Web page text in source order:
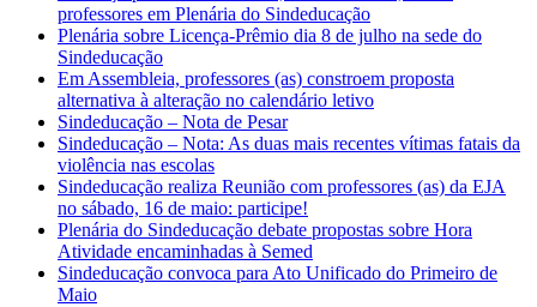
professores em Plenária do Sindeducação
Plenária sobre Licença-Prêmio dia 8 de julho na sede do
Sindeducação
Em Assembleia, professores (as) constroem proposta
alternativa à alteração no calendário letivo
Sindeducação – Nota de Pesar
Sindeducação – Nota: As duas mais recentes vítimas fatais da
violência nas escolas
Sindeducação realiza Reunião com professores (as) da EJA
no sábado, 16 de maio: participe!
Plenária do Sindeducação debate propostas sobre Hora
Atividade encaminhadas à Semed
Sindeducação convoca para Ato Unificado do Primeiro de
Maio